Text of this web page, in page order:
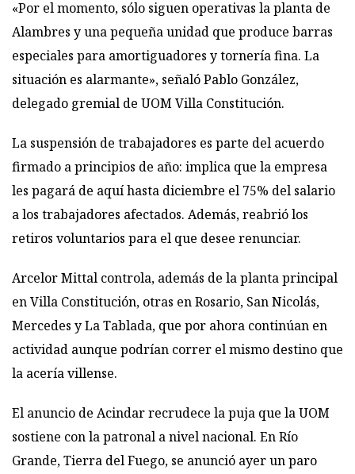
«Por el momento, sólo siguen operativas la planta de
Alambres y una pequeña unidad que produce barras
especiales para amortiguadores y tornería fina. La
situación es alarmante», señaló Pablo González,
delegado gremial de UOM Villa Constitución.
La suspensión de trabajadores es parte del acuerdo
firmado a principios de año: implica que la empresa
les pagará de aquí hasta diciembre el 75% del salario
a los trabajadores afectados. Además, reabrió los
retiros voluntarios para el que desee renunciar.
Arcelor Mittal controla, además de la planta principal
en Villa Constitución, otras en Rosario, San Nicolás,
Mercedes y La Tablada, que por ahora continúan en
actividad aunque podrían correr el mismo destino que
la acería villense.
El anuncio de Acindar recrudece la puja que la UOM
sostiene con la patronal a nivel nacional. En Río
Grande, Tierra del Fuego, se anunció ayer un paro